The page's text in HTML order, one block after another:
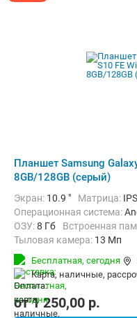
Планшет Samsung
8GB/128GB (серый)
Экран: 10.9 " Матрица: IPS
Операционная система:
ОЗУ:8 Гб Встроенная
Тыловая камера: 13 Мп
Беспроводная связь:
Комплектация:
Перо
Бесплатная, сегодня
карта, наличные,
от1 250,00 p.